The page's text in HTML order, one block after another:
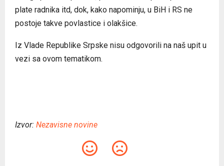
plate radnika itd, dok, kako napominju, u BiH i RS ne
postoje takve povlastice i olakšice.
Iz Vlade Republike Srpske nisu odgovorili na naš upit u
vezi sa ovom tematikom.
Izvor: Nezavisne novine